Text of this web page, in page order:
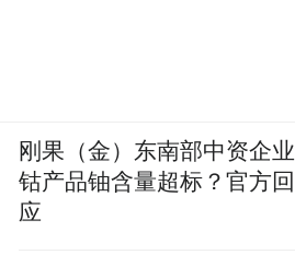
刚果（金）东南部中资企业
钴产品铀含量超标？官方回
应